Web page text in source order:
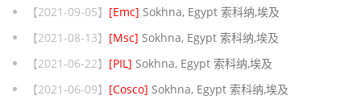
【2021-09-05】 [Emc] Sokhna, Egypt 索科纳,埃及
【2021-08-13】 [Msc] Sokhna, Egypt 索科纳,埃及
【2021-06-22】 [PIL] Sokhna, Egypt 索科纳,埃及
【2021-06-09】 [Cosco] Sokhna, Egypt 索科纳,埃及